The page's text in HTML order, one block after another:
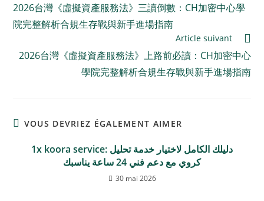
2026台灣《虛擬資產服務法》三讀倒數：CH加密中心學
院完整解析合規生存戰與新手進場指南
Article suivant
2026台灣《虛擬資產服務法》上路前必讀：CH加密中心
學院完整解析合規生存戰與新手進場指南
VOUS DEVRIEZ ÉGALEMENT AIMER
1x koora service: دليلك الكامل لاختيار خدمة تحليل
كروي مع دعم فني 24 ساعة يناسبك
30 mai 2026